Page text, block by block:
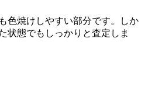
色焼けしやすい部分です。しか
状態でもしっかりと査定しま